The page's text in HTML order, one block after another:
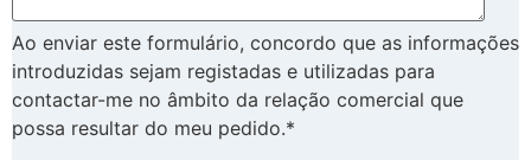
Ao enviar este formulário, concordo que as informações
introduzidas sejam registadas e utilizadas para
contactar-me no âmbito da relação comercial que
possa resultar do meu pedido.*